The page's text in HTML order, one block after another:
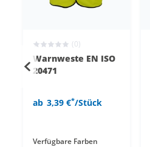
(0)
Warnweste EN ISO
20471
ab 3,39 €*/Stück
Verfügbare Farben